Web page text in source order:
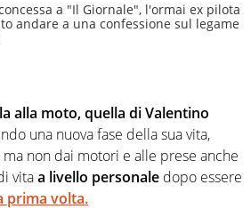
a "Il Giornale", l'ormai ex pilota
andare a una confessione sul legame
alla moto, quella di Valentino
una nuova fase della sua vita,
ma non dai motori e alle prese anche
vitaa livello personale dopo essere
prima volta.